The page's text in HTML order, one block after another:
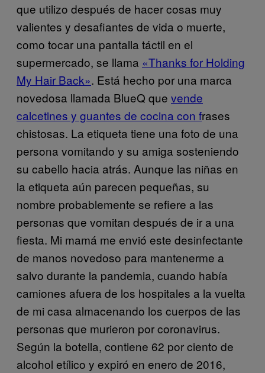
que utilizo después de hacer cosas muy
valientes y desafiantes de vida o muerte,
como tocar una pantalla táctil en el
supermercado, se llama «Thanks for Holding
My Hair Back». Está hecho por una marca
novedosa llamada BlueQ que vende
calcetines y guantes de cocina con frases
chistosas. La etiqueta tiene una foto de una
persona vomitando y su amiga sosteniendo
su cabello hacia atrás. Aunque las niñas en
la etiqueta aún parecen pequeñas, su
nombre probablemente se refiere a las
personas que vomitan después de ir a una
fiesta. Mi mamá me envió este desinfectante
de manos novedoso para mantenerme a
salvo durante la pandemia, cuando había
camiones afuera de los hospitales a la vuelta
de mi casa almacenando los cuerpos de las
personas que murieron por coronavirus.
Según la botella, contiene 62 por ciento de
alcohol etílico y expiró en enero de 2016,